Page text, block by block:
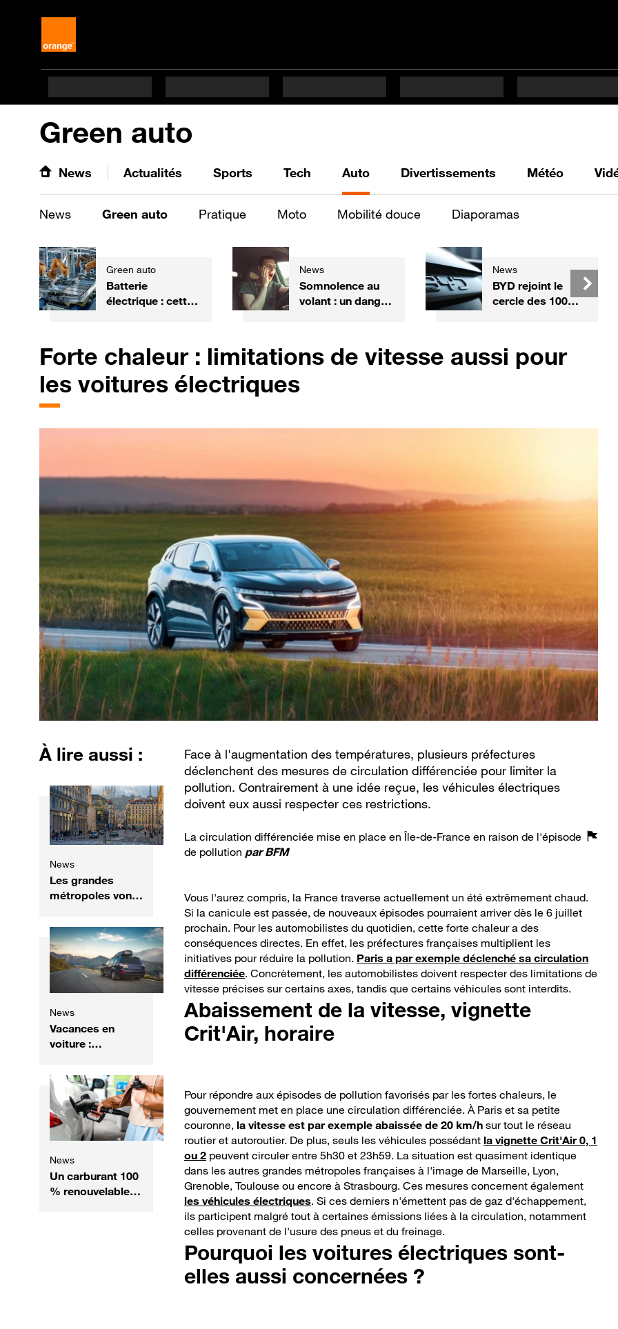
Green auto
News Actualités Sports Tech Auto Divertissements Météo
News Green auto Pratique Moto Mobilité douce Diaporamas
Green auto
Batterie
électrique : cette
une recharge en 3
minutes
News
Somnolence au
volant : un danger
News
BYD rejoint le
cercle des 100
mondiales
Forte chaleur : limitations de vitesse aussi pour
les voitures électriques
À lire aussi :
News
Les grandes
métropoles vont-
virage de Lyon
sur la place de la
voiture en centre-
ville ?
News
Vacances en
voiture :
Espagne,
Suisse... les
règles à connaître
pour éviter une
amende
News
Un carburant 100
% renouvelable
Face à l'augmentation des températures, plusieurs préfectures
déclenchent des mesures de circulation différenciée pour limiter la
pollution. Contrairement à une idée reçue, les véhicules électriques
doivent eux aussi respecter ces restrictions.
La circulation différenciée mise en place en Île-de-France en raison de l'épisode
de pollution parBFM
Vous l'aurez compris, la France traverse actuellement un été extrêmement chaud.
Si la canicule est passée, de nouveaux épisodes pourraient arriver dès le 6 juillet
prochain. Pour les automobilistes du quotidien, cette forte chaleur a des
conséquences directes. En effet, les préfectures françaises multiplient les
initiatives pour réduire la pollution. Paris a par exemple déclenché sa circulation
différenciée. Concrètement, les automobilistes doivent respecter des limitations de
vitesse précises sur certains axes, tandis que certains véhicules sont interdits.
Abaissement de la vitesse, vignette
Crit'Air, horaire
Pour répondre aux épisodes de pollution favorisés par les fortes chaleurs, le
gouvernement met en place une circulation différenciée. À Paris et sa petite
couronne, la vitesse est par exemple abaissée de 20 km/h sur tout le réseau
routier et autoroutier. De plus, seuls les véhicules possédant la vignette Crit'Air 0, 1
ou 2 peuvent circuler entre 5h30 et 23h59. La situation est quasiment identique
dans les autres grandes métropoles françaises à l'image de Marseille, Lyon,
Grenoble, Toulouse ou encore à Strasbourg. Ces mesures concernent également
les véhicules électriques. Si ces derniers n'émettent pas de gaz d'échappement,
ils participent malgré tout à certaines émissions liées à la circulation, notamment
celles provenant de l'usure des pneus et du freinage.
Pourquoi les voitures électriques sont-
elles aussi concernées ?